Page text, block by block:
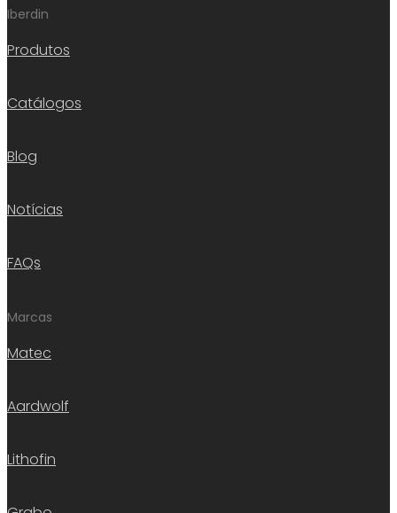
Iberdin
Produtos
Catálogos
Blog
Notícias
FAQs
Marcas
Matec
Aardwolf
Lithofin